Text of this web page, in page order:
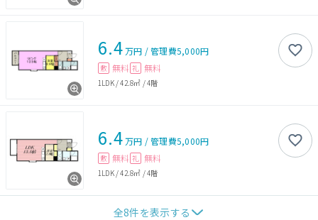
6.4万円 /管理費5,000円
敷 無料 礼 無料
1LDK/42.8㎡ /4階
6.4万円 /管理費5,000円
敷 無料 礼 無料
1LDK/42.8㎡ /4階
全8件を表示する